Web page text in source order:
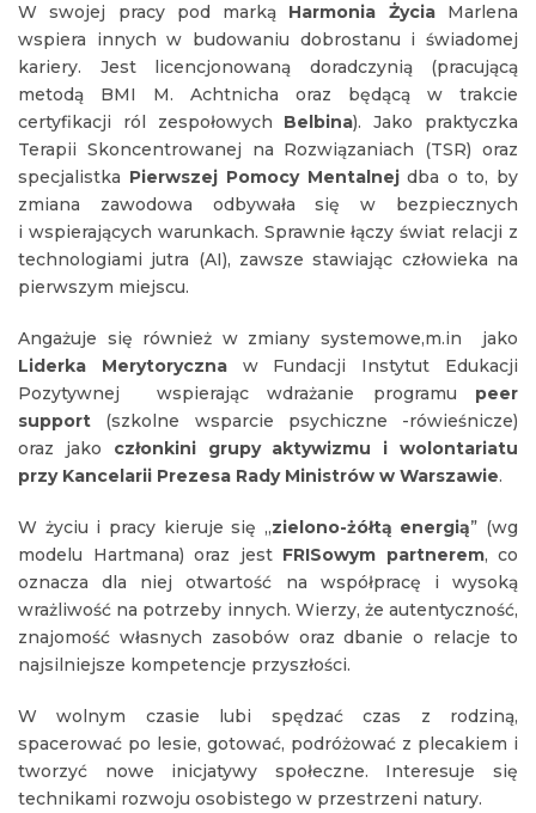
W swojej pracy pod marką Harmonia ŻyciaMarlena
wspiera innych w budowaniu dobrostanu i świadomej
kariery. Jest licencjonowaną doradczynią (pracującą
metodą BMI M. Achtnicha oraz będącą w trakcie
certyfikacji ról zespołowych Belbina). Jako praktyczka
Terapii Skoncentrowanej na Rozwiązaniach (TSR) oraz
specjalistka Pierwszej Pomocy Mentalnejdba o to, by
zmiana zawodowa odbywała się w bezpiecznych
i wspierających warunkach. Sprawnie łączy świat relacji z
technologiami jutra (AI), zawsze stawiając człowieka na
pierwszym miejscu.
Angażuje się również w zmiany systemowe,m.in jako
Liderka Merytoryczna w Fundacji Instytut Edukacji
Pozytywnej wspierając wdrażanie programu peer
support (szkolne wsparcie psychiczne -rówieśnicze)
oraz jako członkini grupy aktywizmu i wolontariatu
przy Kancelarii Prezesa Rady Ministrów w Warszawie.
W życiu i pracy kieruje się „zielono-żółtą energią” (wg
modelu Hartmana) oraz jest FRISowym partnerem, co
oznacza dla niej otwartość na współpracę i wysoką
wrażliwość na potrzeby innych. Wierzy, że autentyczność,
znajomość własnych zasobów oraz dbanie o relacje to
najsilniejsze kompetencje przyszłości.
W wolnym czasie lubi spędzać czas z rodziną,
spacerować po lesie, gotować, podróżować z plecakiem i
tworzyć nowe inicjatywy społeczne. Interesuje się
technikami rozwoju osobistego w przestrzeni natury.